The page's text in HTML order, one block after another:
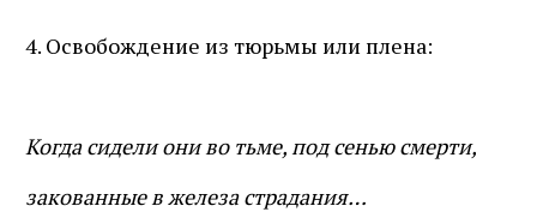
4. Освобождение из тюрьмы или плена:
Когда сидели они во тьме, под сенью смерти,
закованные в железа страдания…